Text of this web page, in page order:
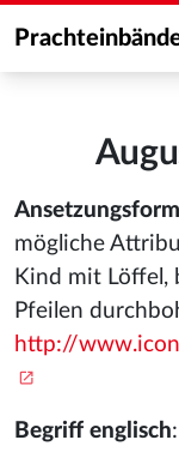
Ansetzungsform
mögliche
Kind mit Löffel,
Pfeilen
http://
Begriff englisch